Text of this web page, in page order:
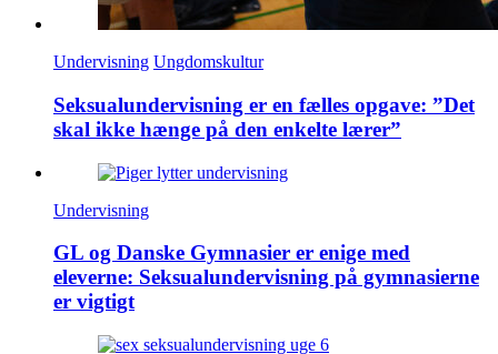
Undervisning Ungdomskultur
Seksualundervisning er en fælles opgave: ”Det
skal ikke hænge på den enkelte lærer”
Undervisning
GL og Danske Gymnasier er enige med
eleverne: Seksualundervisning på gymnasierne
er vigtigt